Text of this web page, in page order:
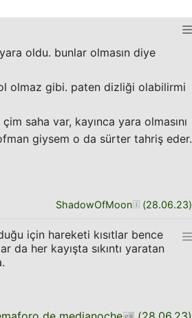
oldu. bunlar olmasın diye
olmaz gibi. paten dizliği olabilirmi
saha var, kayınca yara olmasını
giysem o da sürter tahriş eder.
ShadowOfMoon (28.06.23)
için hareketi kısıtlar bence
da her kayışta sıkıntı yaratan